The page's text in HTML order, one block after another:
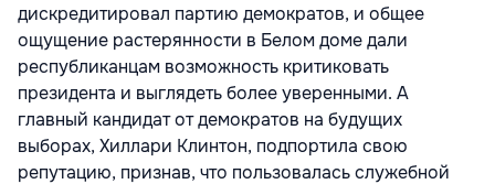
дискредитировал партию демократов, и общее
ощущение растерянности в Белом доме дали
республиканцам возможность критиковать
президента и выглядеть более уверенными. А
главный кандидат от демократов на будущих
выборах, Хиллари Клинтон, подпортила свою
репутацию, признав, что пользовалась служебной